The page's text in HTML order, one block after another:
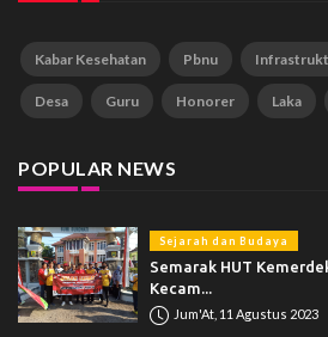
Kabar Kesehatan Pbnu
Desa Guru Honorer Laka
POPULAR NEWS
Sejarah dan Budaya
Semarak HUT
Kecam...
Jum'At, 11 Agustus 2023